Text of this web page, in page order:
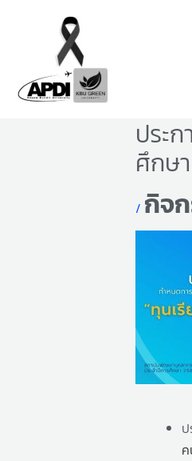
content
ประ
ศึกษา
/ กิจ